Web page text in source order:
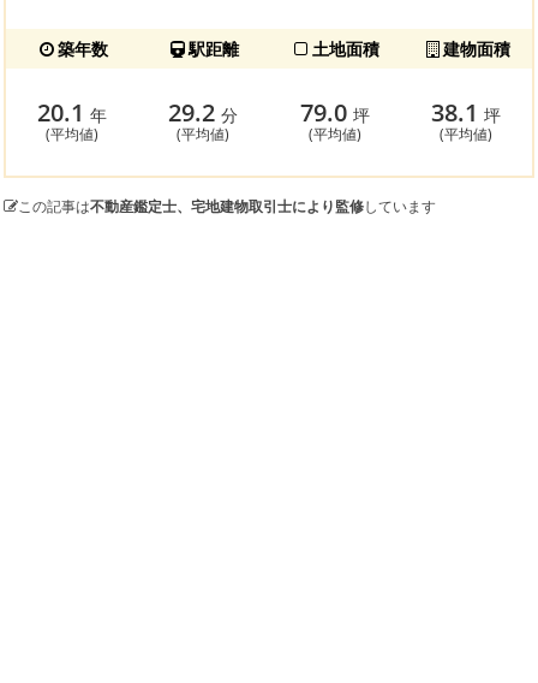
築年数 駅距離 土地面積 建物面積
20.1 年
(平均値)
29.2分
(平均値)
79.0 坪
(平均値)
38.1坪
(平均値)
この記事は不動産鑑定士、宅地建物取引士により監修しています